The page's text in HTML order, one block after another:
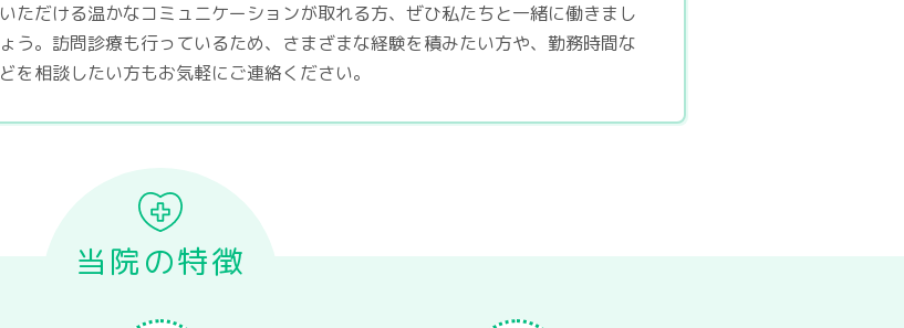
いただける温かなコミュニケーションが取れる方、ぜひ私たちと一緒に働きまし
ょう。訪問診療も行っているため、さまざまな経験を積みたい方や、勤務時間な
どを相談したい方もお気軽にご連絡ください。
当院の特徴